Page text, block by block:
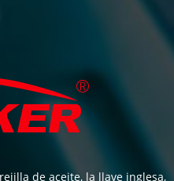
de aceite, la llave inglesa,